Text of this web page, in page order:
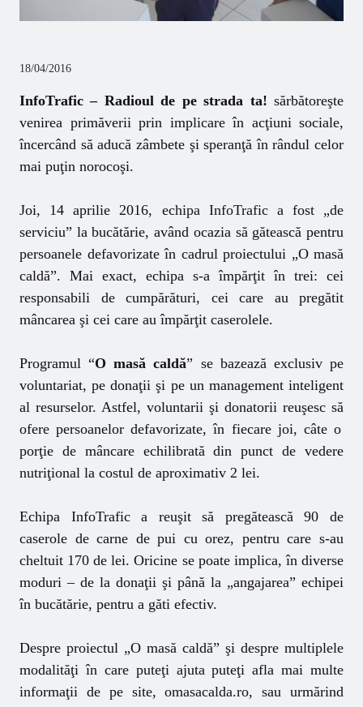
18/04/2016
InfoTrafic–Radioul de pe strada ta! sărbătoreşte
venirea primăverii prin implicare în acţiuni sociale,
încercând să aducă zâmbete şi speranţă în rândul celor
mai puţin norocoşi.
Joi, 14 aprilie 2016, echipa InfoTrafica fost „de
serviciu” la bucătărie, având ocazia să gătească pentru
persoanele defavorizate în cadrul proiectului „O masă
caldă”. Mai exact, echipa s-a împărţit în trei: cei
responsabili de cumpărături, cei care au pregătit
mâncarea şi cei care au împărţit caserolele.
Programul “O masă caldă” se bazează exclusiv pe
voluntariat, pe donaţiişi pe un management inteligent
al resurselor. Astfel, voluntarii şi donatorii reuşesc să
ofere persoanelor defavorizate, în fiecare joi, câte o
porţie de mâncare echilibrată din punct de vedere
nutriţional la costul de aproximativ 2 lei.
Echipa InfoTrafic a reuşit să pregătească 90 de
caserole de carne de pui cu orez, pentru care s-au
cheltuit 170 de lei. Oricine se poate implica, în diverse
moduri – de la donaţii şi până la „angajarea” echipei
în bucătărie, pentru a găti efectiv.
Despre proiectul „O masă caldă” şi despre multiplele
modalităţi în care puteţi ajuta puteţi afla mai multe
informaţii de pe site,omasacalda.ro, sau urmărind